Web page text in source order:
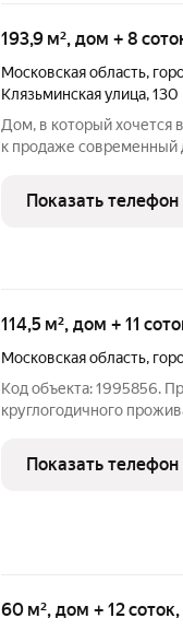
193,9 м², дом + 8
Московская область,
Клязьминская улица,130
Дом, в который хочется
к продаже
Дом построен в 2022
поэтому при
Показать телефон
114,5 м², дом + 11
Московская область,
Код объекта: 1995856.
круглогодичного
по Ленинградскому
Показать телефон
60 м², дом + 12